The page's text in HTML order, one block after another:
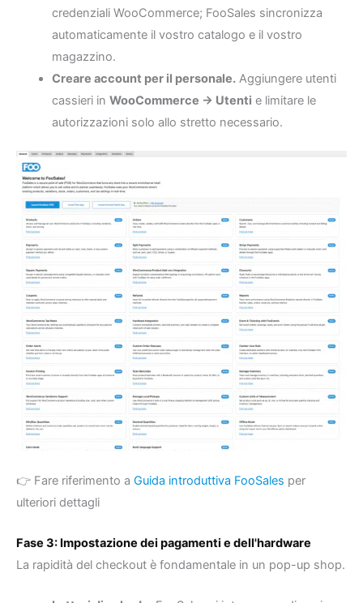
credenziali WooCommerce; FooSales sincronizza
automaticamente il vostro catalogo e il vostro
magazzino.
Creare account per il personale.Aggiungere utenti
cassieri in WooCommerce → Utenti e limitare le
autorizzazioni solo allo stretto necessario.
👉 Fare riferimento a Guida introduttiva FooSales per
ulteriori dettagli
Fase 3: Impostazione dei pagamenti e dell'hardware
La rapidità del checkout è fondamentale in un pop-up shop.